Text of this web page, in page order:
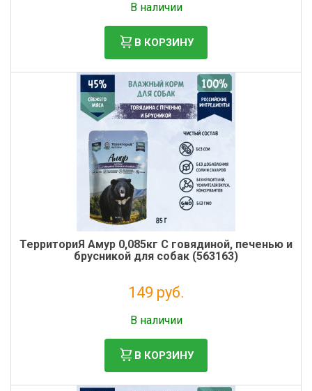
В наличии
В КОРЗИНУ
ТерриториЯ Амур 0,085кг С говядиной, печенью и
брусникой для собак (563163)
149 руб.
В наличии
В КОРЗИНУ